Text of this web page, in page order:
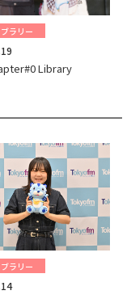
ラリー
Library
ラリー